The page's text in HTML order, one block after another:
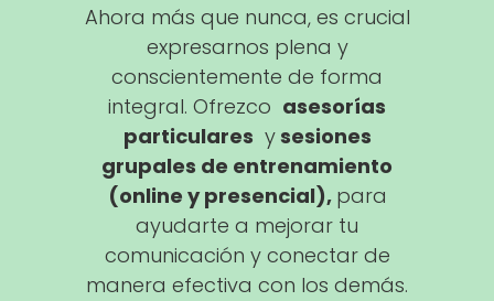
Ahora más que nunca, es crucial
expresarnos plena y
conscientemente de forma
integral. Ofrezco asesorías
particulares ysesiones
grupales de entrenamiento
(online y presencial), para
ayudarte a mejorar tu
comunicación y conectar de
manera efectiva con los demás.